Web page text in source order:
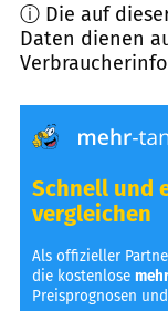
ⓘ Die auf
Daten dienen
Schnell und
vergleichen
Als offizieller
die kostenlose
Preisprognosen